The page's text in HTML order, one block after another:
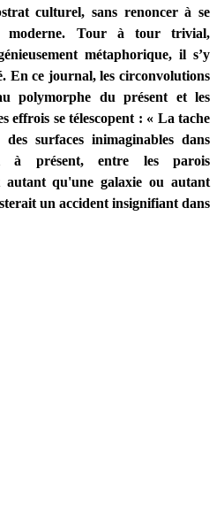
culturel, sans renoncer à se
moderne. Tour à tour trivial,
métaphorique, il s’y
En ce journal, les circonvolutions
polymorphe du présent et les
effrois se télescopent : « La tache
surfaces inimaginables dans
à présent, entre les parois
autant qu'une galaxie ou autant
un accident insignifiant dans